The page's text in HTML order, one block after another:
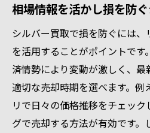
相場情報を活かし損を防
シルバー買取で損を防ぐには
を活用することがポイントです
済情勢により変動が激しく、
適切な売却時期を選べます。
リで日々の価格推移をチェッ
グで売却する方法が有効です。